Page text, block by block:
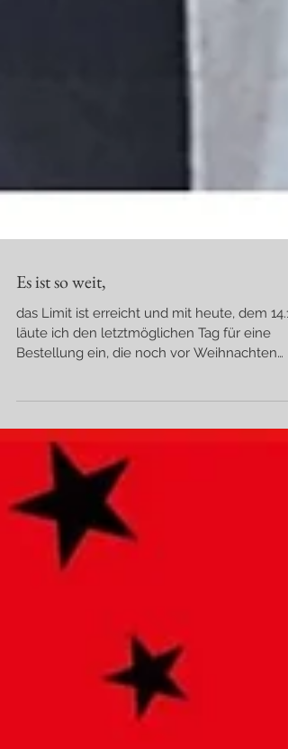
Es ist so weit,
das Limit ist erreicht und mit heute, dem
läute ich den letztmöglichen Tag für eine
bei...